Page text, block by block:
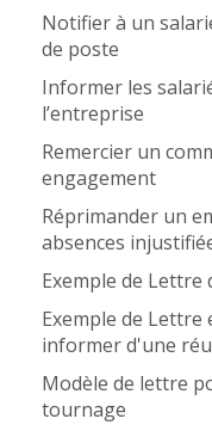
Notifier à un
de poste
Informer les
l’entreprise
Remercier un
engagement
Réprimander un
absences
Exemple de
Exemple de
informer d'une
Modèle de lettre
tournage